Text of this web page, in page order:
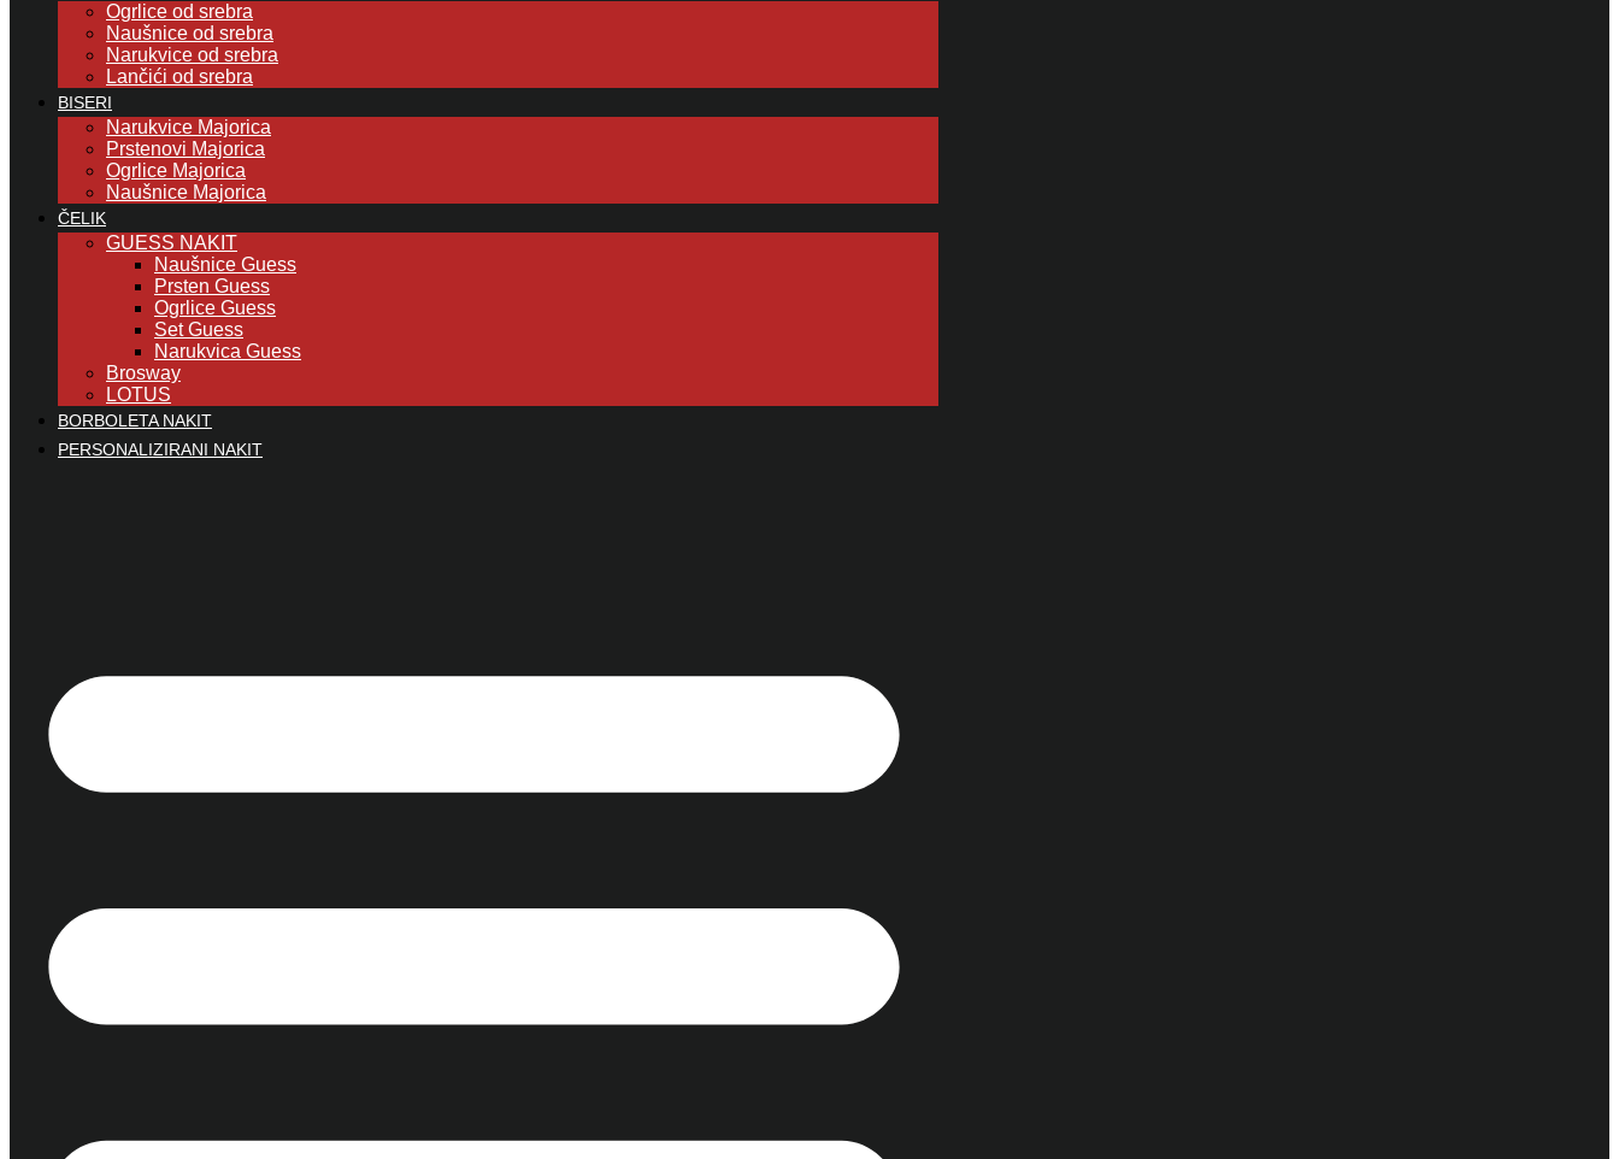
Ogrlice od srebra
Naušnice od srebra
Narukvice od srebra
Lančići od srebra
BISERI
Narukvice Majorica
Prstenovi Majorica
Ogrlice Majorica
Naušnice Majorica
ČELIK
GUESS NAKIT
Naušnice Guess
Prsten Guess
Ogrlice Guess
Set Guess
Narukvica Guess
Brosway
LOTUS
BORBOLETA NAKIT
PERSONALIZIRANI NAKIT